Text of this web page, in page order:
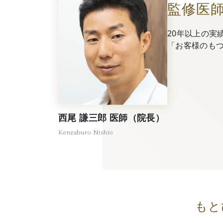
監修医
20年以上の実
「お客様のも
西尾 謙三郎 医師（院長）
Kenzaburo Nishio
も